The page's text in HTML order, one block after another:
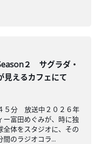
２ サグラダ・
見えるカフェにて
５分 放送中２０２６年
ー富田めぐみが、時に独
全体をスタジオに、その
のラジオコラ...